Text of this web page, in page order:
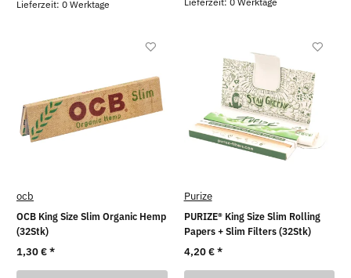
Lieferzeit: 0 Werktage
ocb
OCB King Size Slim Organic Hemp
(32Stk)
1,30 €*
Purize
PURIZE® King Size Slim Rolling
Papers + Slim Filters (32Stk)
4,20 €*